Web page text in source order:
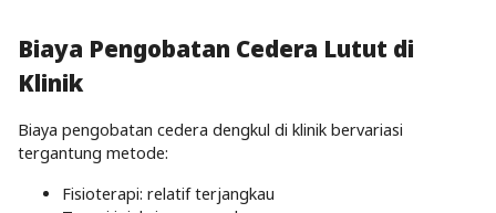
Biaya Pengobatan Cedera Lutut di
Klinik
Biaya pengobatan cedera dengkul di klinik bervariasi
tergantung metode:
Fisioterapi: relatif terjangkau